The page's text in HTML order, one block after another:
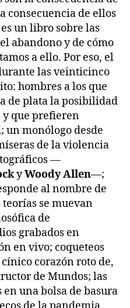
consecuencia de ellos
un libro sobre las
abandono y de cómo
a ello. Por eso, el
las veinticinco
hombres a los que
de plata la posibilidad
y que prefieren
un monólogo desde
de la violencia
—
yWoody Allen—;
al nombre de
se muevan
de
grabados en
en vivo; coqueteos
corazón roto de,
de Mundos; las
una bolsa de basura